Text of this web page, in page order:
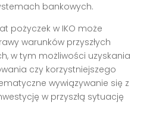
bankowych.
pożyczek w IKO może
warunków przyszłych
w tym możliwości uzyskania
czy korzystniejszego
wywiązywanie się z
w przyszłą sytuację